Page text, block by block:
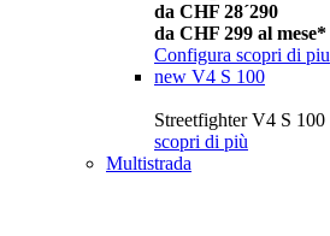
da CHF 28´290
da CHF 299 al mese*
Configura scopri di piu
new V4 S 100
Streetfighter V4 S 100
scopri di più
Multistrada